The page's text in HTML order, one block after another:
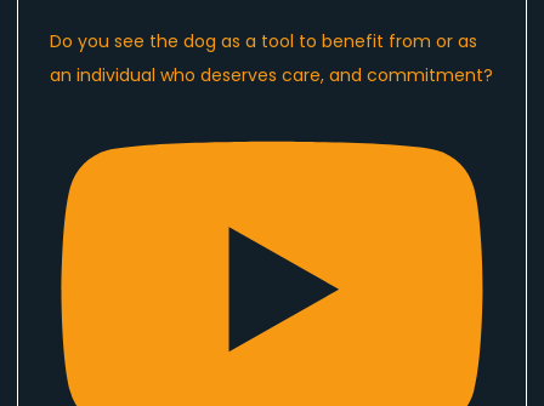
Do you see the dog as a tool to benefit from or as
an individual who deserves care, and commitment?